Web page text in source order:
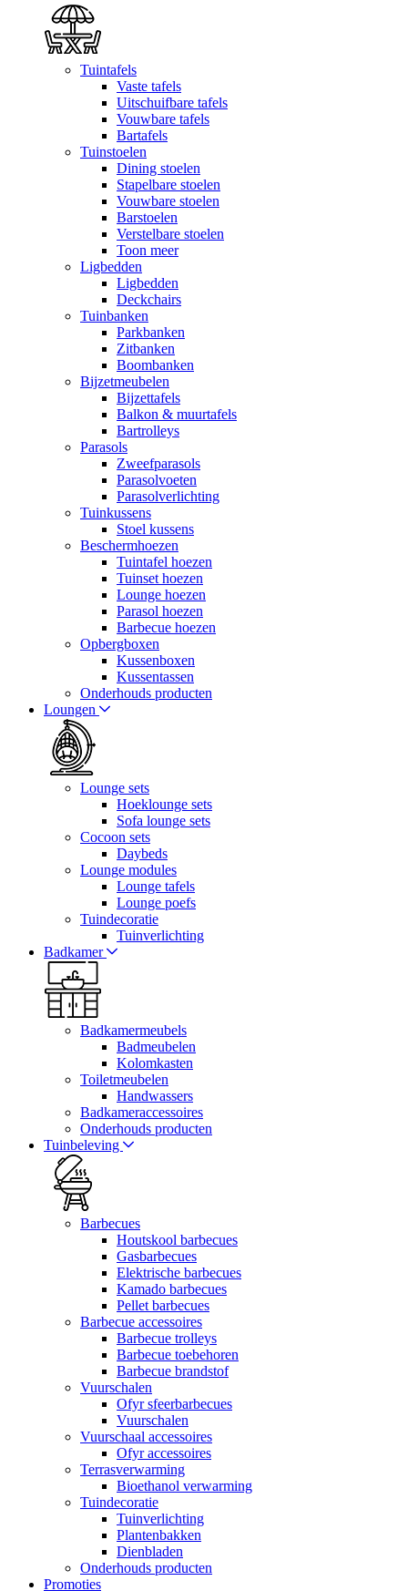
Tuintafels
Vaste tafels
Uitschuifbare tafels
Vouwbare tafels
Bartafels
Tuinstoelen
Dining stoelen
Stapelbare stoelen
Vouwbare stoelen
Barstoelen
Verstelbare stoelen
Toon meer
Ligbedden
Ligbedden
Deckchairs
Tuinbanken
Parkbanken
Zitbanken
Boombanken
Bijzetmeubelen
Bijzettafels
Balkon & muurtafels
Bartrolleys
Parasols
Zweefparasols
Parasolvoeten
Parasolverlichting
Tuinkussens
Stoel kussens
Beschermhoezen
Tuintafel hoezen
Tuinset hoezen
Lounge hoezen
Parasol hoezen
Barbecue hoezen
Opbergboxen
Kussenboxen
Kussentassen
Onderhouds producten
Loungen
Lounge sets
Hoeklounge sets
Sofa lounge sets
Cocoon sets
Daybeds
Lounge modules
Lounge tafels
Lounge poefs
Tuindecoratie
Tuinverlichting
Badkamer
Badkamermeubels
Badmeubelen
Kolomkasten
Toiletmeubelen
Handwassers
Badkameraccessoires
Onderhouds producten
Tuinbeleving
Barbecues
Houtskool barbecues
Gasbarbecues
Elektrische barbecues
Kamado barbecues
Pellet barbecues
Barbecue accessoires
Barbecue trolleys
Barbecue toebehoren
Barbecue brandstof
Vuurschalen
Ofyr sfeerbarbecues
Vuurschalen
Vuurschaal accessoires
Ofyr accessoires
Terrasverwarming
Bioethanol verwarming
Tuindecoratie
Tuinverlichting
Plantenbakken
Dienbladen
Onderhouds producten
Promoties